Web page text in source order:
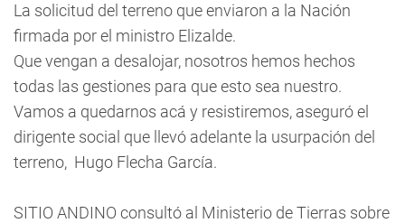
La solicitud del terreno que enviaron a la Nación
firmada por el ministro Elizalde.
Que vengan a desalojar, nosotros hemos hechos
todas las gestiones para que esto sea nuestro.
Vamos a quedarnos acá y resistiremos, aseguró el
dirigente social que llevó adelante la usurpación del
terreno, Hugo Flecha García.
SITIO ANDINO consultó al Ministerio de Tierras sobre